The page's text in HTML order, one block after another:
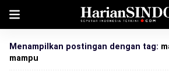
Menampilkan postingan dengan tag:
mampu